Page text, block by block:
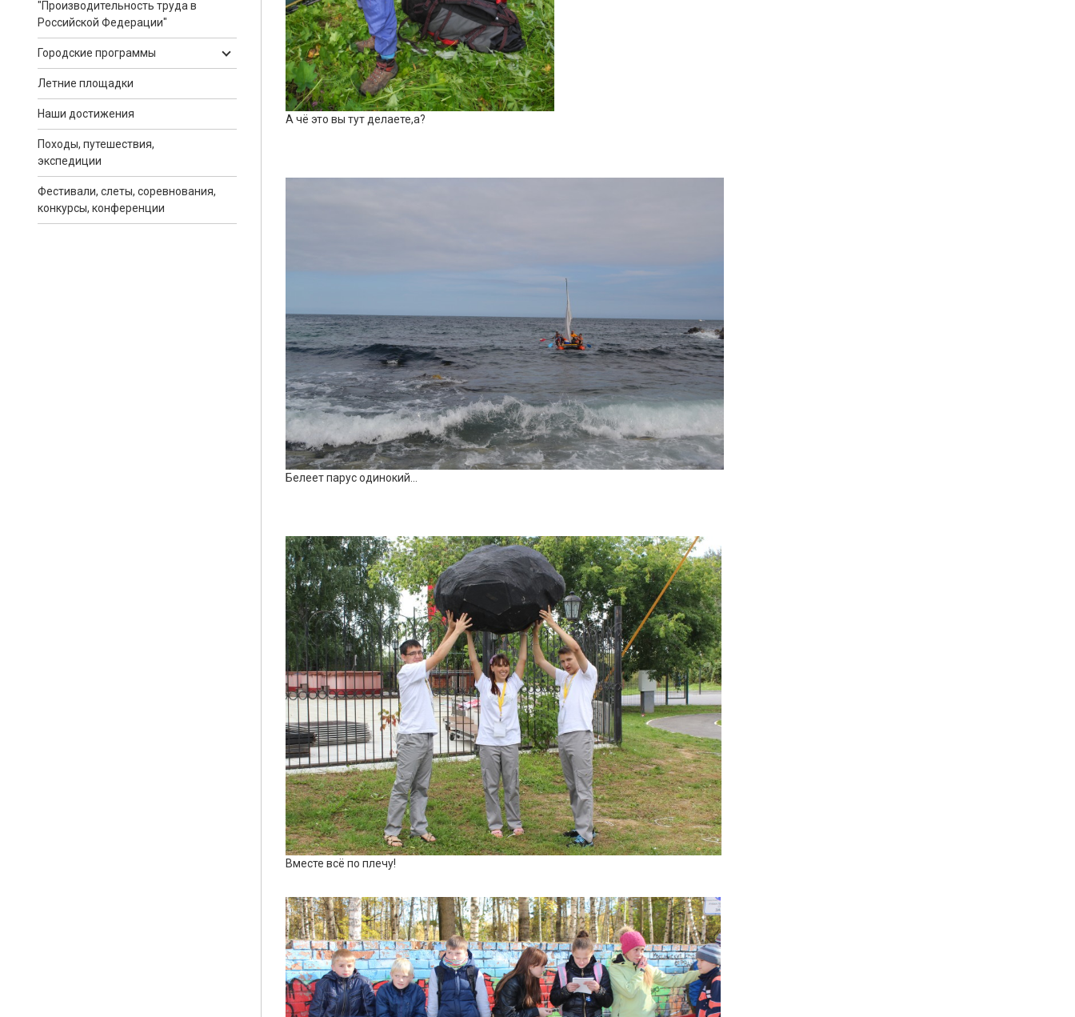
"Производительность труда в
Российской Федерации"
Городские программы
Летние площадки
Наши достижения
Походы, путешествия,
экспедиции
Фестивали, слеты, соревнования,
конкурсы, конференции
А чё это вы тут делаете,а?
Белеет парус одинокий…
Вместе всё по плечу!